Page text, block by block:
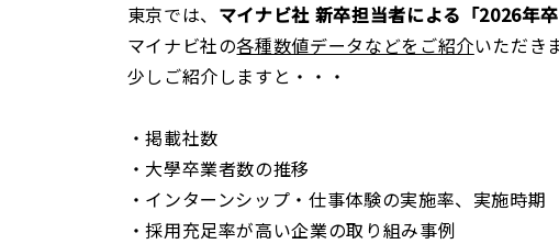
東京では、 マイナビ社 新卒担当者による「2026年
マイナビ社の各種数値データなどをご紹介いただき
少しご紹介しますと・・・
・掲載社数
・大學卒業者数の推移
・インターンシップ・仕事体験の実施率、実施時期
・採用充足率が高い企業の取り組み事例